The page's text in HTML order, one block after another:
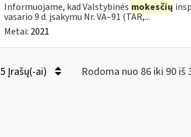
Informuojame, kad Valstybinės mokesčių
vasario 9 d. įsakymu Nr. VA–91 (TAR,...
Metai: 2021
5 Įrašų(-ai) Rodoma nuo 86 iki 90 iš